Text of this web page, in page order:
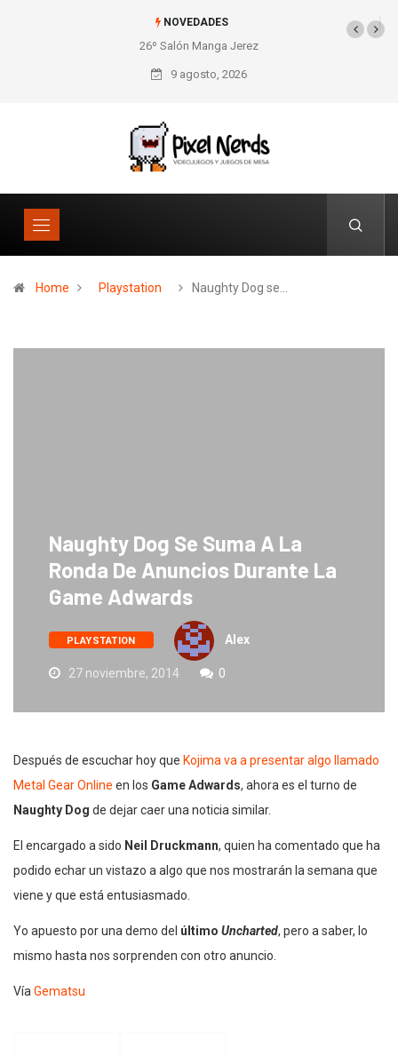
NOVEDADES
26º Salón Manga Jerez SNES Pixel Book para
los amantes de lo retro
9 agosto, 2026
Home Playstation Naughty Dog se…
Naughty Dog Se Suma A La
Ronda De Anuncios Durante La
Game Adwards
PLAYSTATION Alex
27 noviembre, 2014 0
Después de escuchar hoy que Kojima va a presentar algo llamado
Metal Gear Online en los Game Adwards, ahora es el turno de
Naughty Dog de dejar caer una noticia similar.
El encargado a sido Neil Druckmann, quien ha comentado que ha
podido echar un vistazo a algo que nos mostrarán la semana que
viene y que está entusiasmado.
Yo apuesto por una demo del último Uncharted, pero a saber, lo
mismo hasta nos sorprenden con otro anuncio.
Vía Gematsu